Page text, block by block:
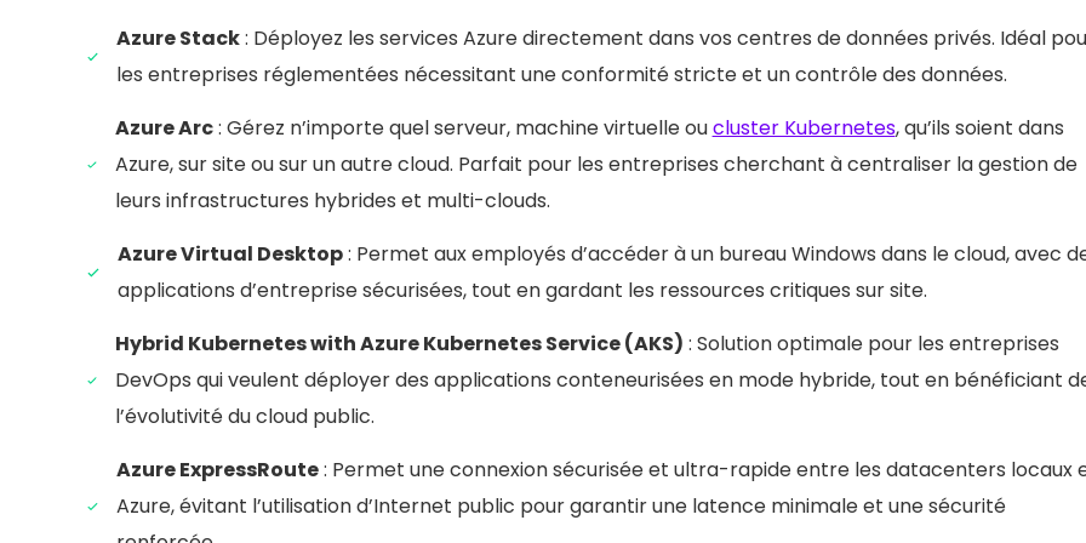
serveurs
Mises à jour de sécurité
régulières
Azure Stack: Déployez les services Azure directement dans vos centres de données privés. Idéal
les entreprises réglementées nécessitant une conformité stricte et un contrôle des données.
Azure Arc: Gérez n’importe quel serveur, machine virtuelle oucluster Kubernetes, qu’ils soient dans
Azure, sur site ou sur un autre cloud. Parfait pour les entreprises cherchant à centraliser la gestion de
leurs infrastructures hybrides et multi-clouds.
Azure Virtual Desktop: Permet aux employés d’accéder à un bureau Windows dans le cloud, avec
applications d’entreprise sécurisées, tout en gardant les ressources critiques sur site.
Hybrid Kubernetes with Azure Kubernetes Service (AKS) : Solution optimale pour les entreprises
DevOps qui veulent déployer des applications conteneurisées en mode hybride, tout en bénéficiant
l’évolutivité du cloud public.
Azure ExpressRoute: Permet une connexion sécurisée et ultra-rapide entre les datacenters locaux
Azure, évitant l’utilisation d’Internet public pour garantir une latence minimale et une sécurité